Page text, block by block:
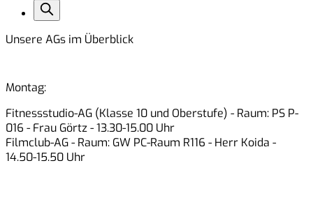
Unsere AGs im Überblick
Montag:
Fitnessstudio-AG (Klasse 10 und Oberstufe) - Raum: PS P-
016 - Frau Görtz - 13.30-15.00 Uhr
Filmclub-AG- Raum: GW PC-Raum R116 - Herr Koida -
14.50-15.50 Uhr